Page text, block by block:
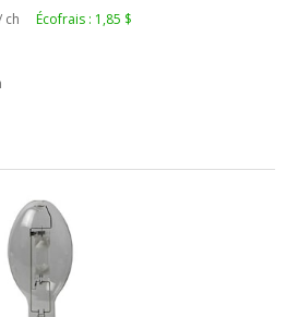
ch Écofrais : 1,85 $